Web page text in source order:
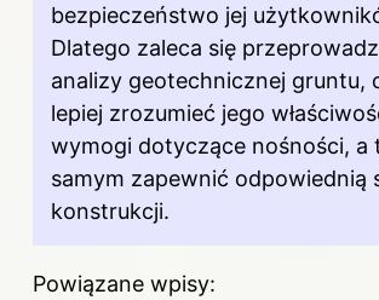
bezpieczeństwo jej
Dlatego zaleca się
analizy geotechnicznej gruntu,
lepiej zrozumieć jego
wymogi dotyczące nośności, a
samym zapewnić odpowiednią
konstrukcji.
Powiązane wpisy: